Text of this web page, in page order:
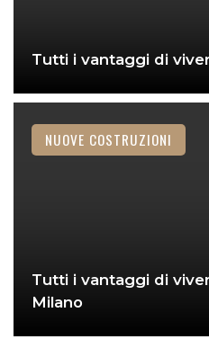
Tutti i vantaggi di
Tutti i vantaggi di
Milano
NUOVE COSTRUZIONI